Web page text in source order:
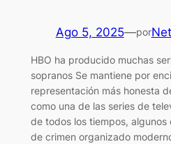
Ago 5, 2025—por
HBO ha producido muchas
sopranos Se mantiene por
representación más honesta
como una de las series de
de todos los tiempos,
de crimen organizado